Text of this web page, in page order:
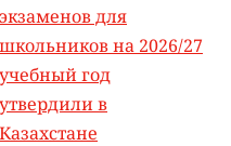
экзаменов для
школьников на 2026/27
учебный год
утвердили в
Казахстане